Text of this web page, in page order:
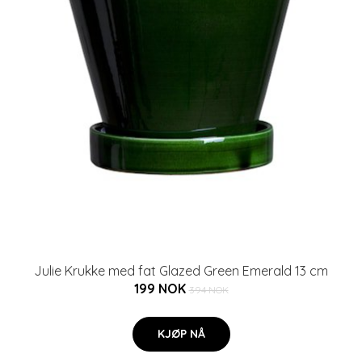
Julie Krukke med fat Glazed Green Emerald 13 cm
199 NOK 394 NOK
KJØP NÅ